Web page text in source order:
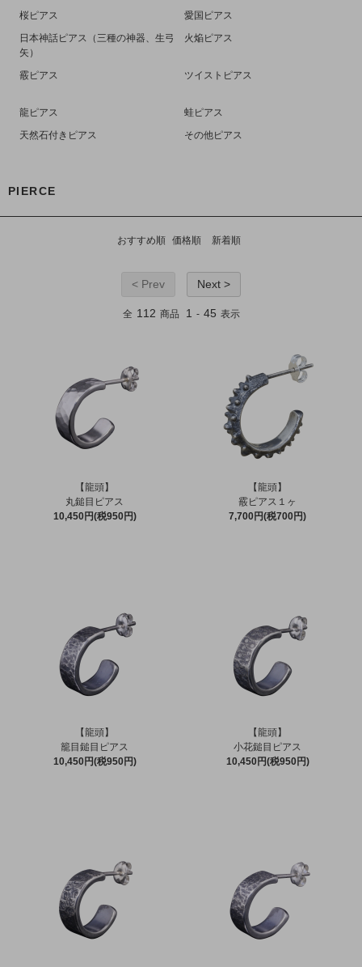
桜ピアス
愛国ピアス
日本神話ピアス（三種の神器、生弓
矢）
火焔ピアス
霰ピアス ツイストピアス
龍ピアス
蛙ピアス
天然石付きピアス
その他ピアス
PIERCE
おすすめ順 価格順 新着順
< Prev Next >
全 112 商品 1 - 45 表示
【龍頭】
丸鎚目ピアス
10,450円(税950円)
【龍頭】
霰ピアス１ヶ
7,700円(税700円)
【龍頭】
籠目鎚目ピアス
10,450円(税950円)
【龍頭】
小花鎚目ピアス
10,450円(税950円)